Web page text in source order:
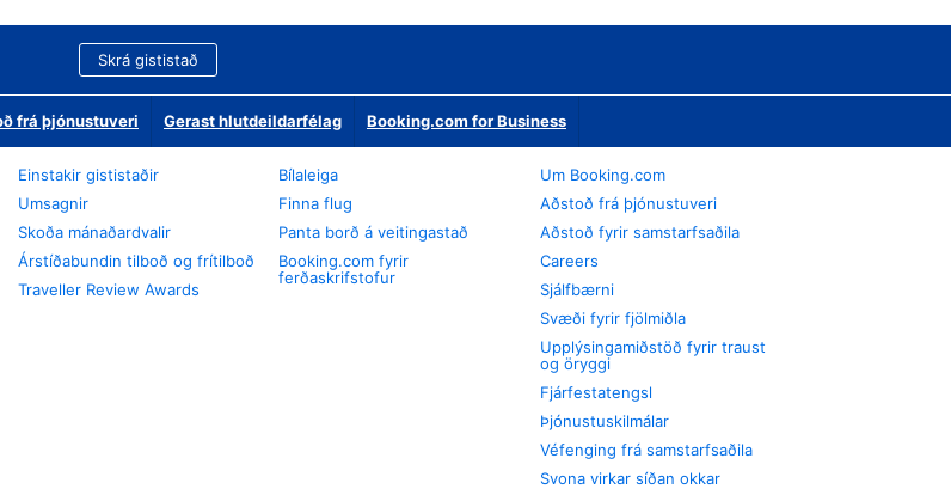
Skrá gististað
frá þjónustuveri Gerast hlutdeildarfélag Booking.com for Business
Einstakir gististaðir
Umsagnir
Skoða mánaðardvalir
Árstíðabundin tilboð og frítilboð
Traveller Review Awards
Bílaleiga
Finna flug
Panta borð á veitingastað
Booking.com fyrir
ferðaskrifstofur
Um Booking.com
Aðstoð frá þjónustuveri
Aðstoð fyrir samstarfsaðila
Careers
Sjálfbærni
Svæði fyrir fjölmiðla
Upplýsingamiðstöð fyrir traust
og öryggi
Fjárfestatengsl
Þjónustuskilmálar
Véfenging frá samstarfsaðila
Svona virkar síðan okkar